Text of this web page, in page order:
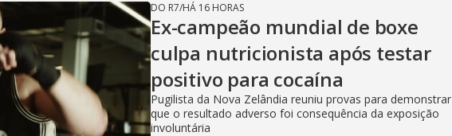
DO R7/HÁ 16 HORAS
Ex-campeão mundial de boxe
culpa nutricionista após testar
positivo para cocaína
Pugilista da Nova Zelândia reuniu provas para demonstrar
que o resultado adverso foi consequência da exposição
involuntária